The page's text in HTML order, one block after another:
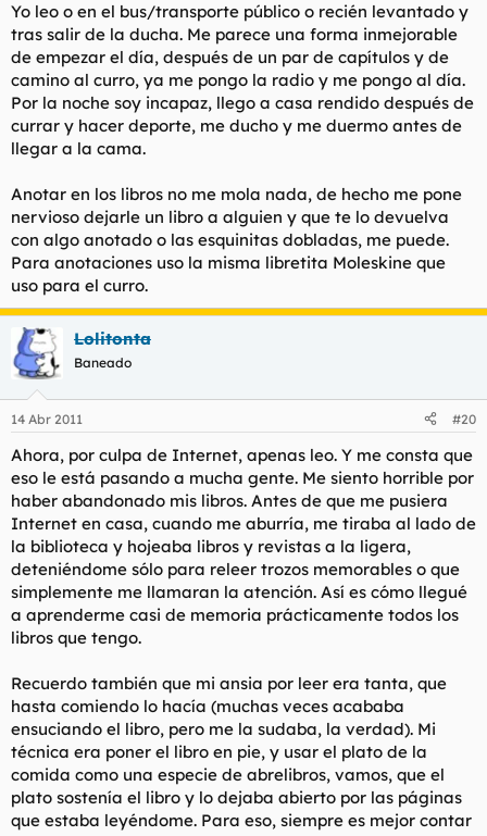
Yo leo o en el bus/transporte público o recién levantado y
tras salir de la ducha. Me parece una forma inmejorable
de empezar el día, después de un par de capítulos y de
camino al curro, ya me pongo la radio y me pongo al día.
Por la noche soy incapaz, llego a casa rendido después de
currar y hacer deporte, me ducho y me duermo antes de
llegar a la cama.
Anotar en los libros no me mola nada, de hecho me pone
nervioso dejarle un libro a alguien y que te lo devuelva
con algo anotado o las esquinitas dobladas, me puede.
Para anotaciones uso la misma libretita Moleskine que
uso para el curro.
Lolitonta
Baneado
14 Abr 2011 #20
Ahora, por culpa de Internet, apenas leo. Y me consta que
eso le está pasando a mucha gente. Me siento horrible por
haber abandonado mis libros. Antes de que me pusiera
Internet en casa, cuando me aburría, me tiraba al lado de
la biblioteca y hojeaba libros y revistas a la ligera,
deteniéndome sólo para releer trozos memorables o que
simplemente me llamaran la atención. Así es cómo llegué
a aprenderme casi de memoria prácticamente todos los
libros que tengo.
Recuerdo también que mi ansia por leer era tanta, que
hasta comiendo lo hacía (muchas veces acababa
ensuciando el libro, pero me la sudaba, la verdad). Mi
técnica era poner el libro en pie, y usar el plato de la
comida como una especie de abrelibros, vamos, que el
plato sostenía el libro y lo dejaba abierto por las páginas
que estaba leyéndome. Para eso, siempre es mejor contar